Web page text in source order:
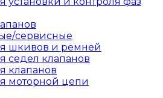
сервисные
шкивов и ремней
седел клапанов
клапанов
моторной цепи